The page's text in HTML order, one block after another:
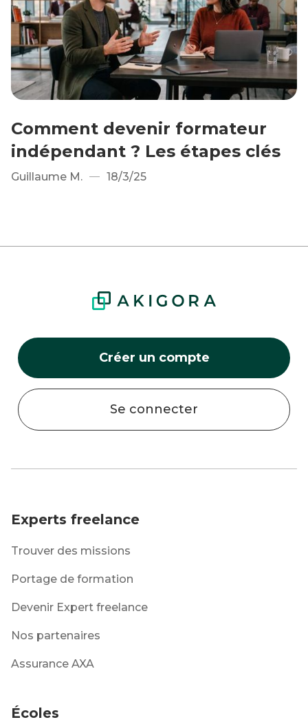
Comment devenir formateur
indépendant ? Les étapes clés
Guillaume M. 18/3/25
Créer un compte
Se connecter
Experts freelance
Trouver des missions
Portage de formation
Devenir Expert freelance
Nos partenaires
Assurance AXA
Écoles